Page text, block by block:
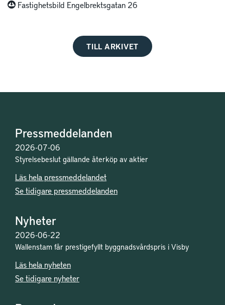
Fastighetsbild Engelbrektsgatan 26
TILL ARKIVET
Pressmeddelanden
2026-07-06
Styrelsebeslut gällande återköp av aktier
Läs hela pressmeddelandet
Se tidigare pressmeddelanden
Nyheter
2026-06-22
Wallenstam får prestigefyllt byggnadsvårdspris i Visby
Läs hela nyheten
Se tidigare nyheter